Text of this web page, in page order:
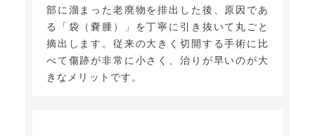
部に溜まった老廃物を排出した後、原因であ
る「袋（嚢腫）」を丁寧に引き抜いて丸ごと
摘出します。従来の大きく切開する手術に比
べて傷跡が非常に小さく、治りが早いのが大
きなメリットです。